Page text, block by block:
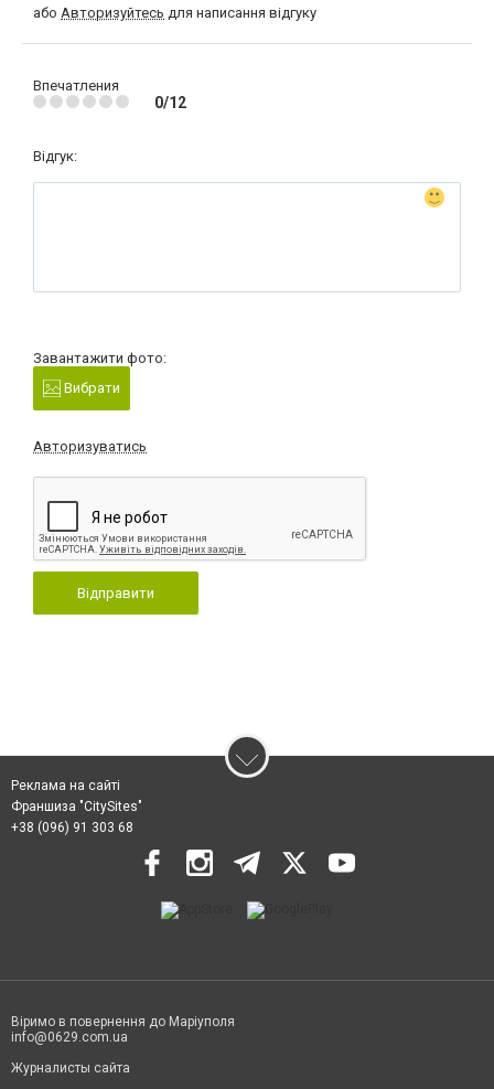
або Авторизуйтесь для написання відгуку
Впечатления
0/12
Відгук:
Завантажити фото:
Вибрати
Авторизуватись
Відправити
Реклама на сайті
Франшиза "CitySites"
+38 (096) 91 303 68
Віримо в повернення до Маріуполя
info@0629.com.ua
Журналисты сайта